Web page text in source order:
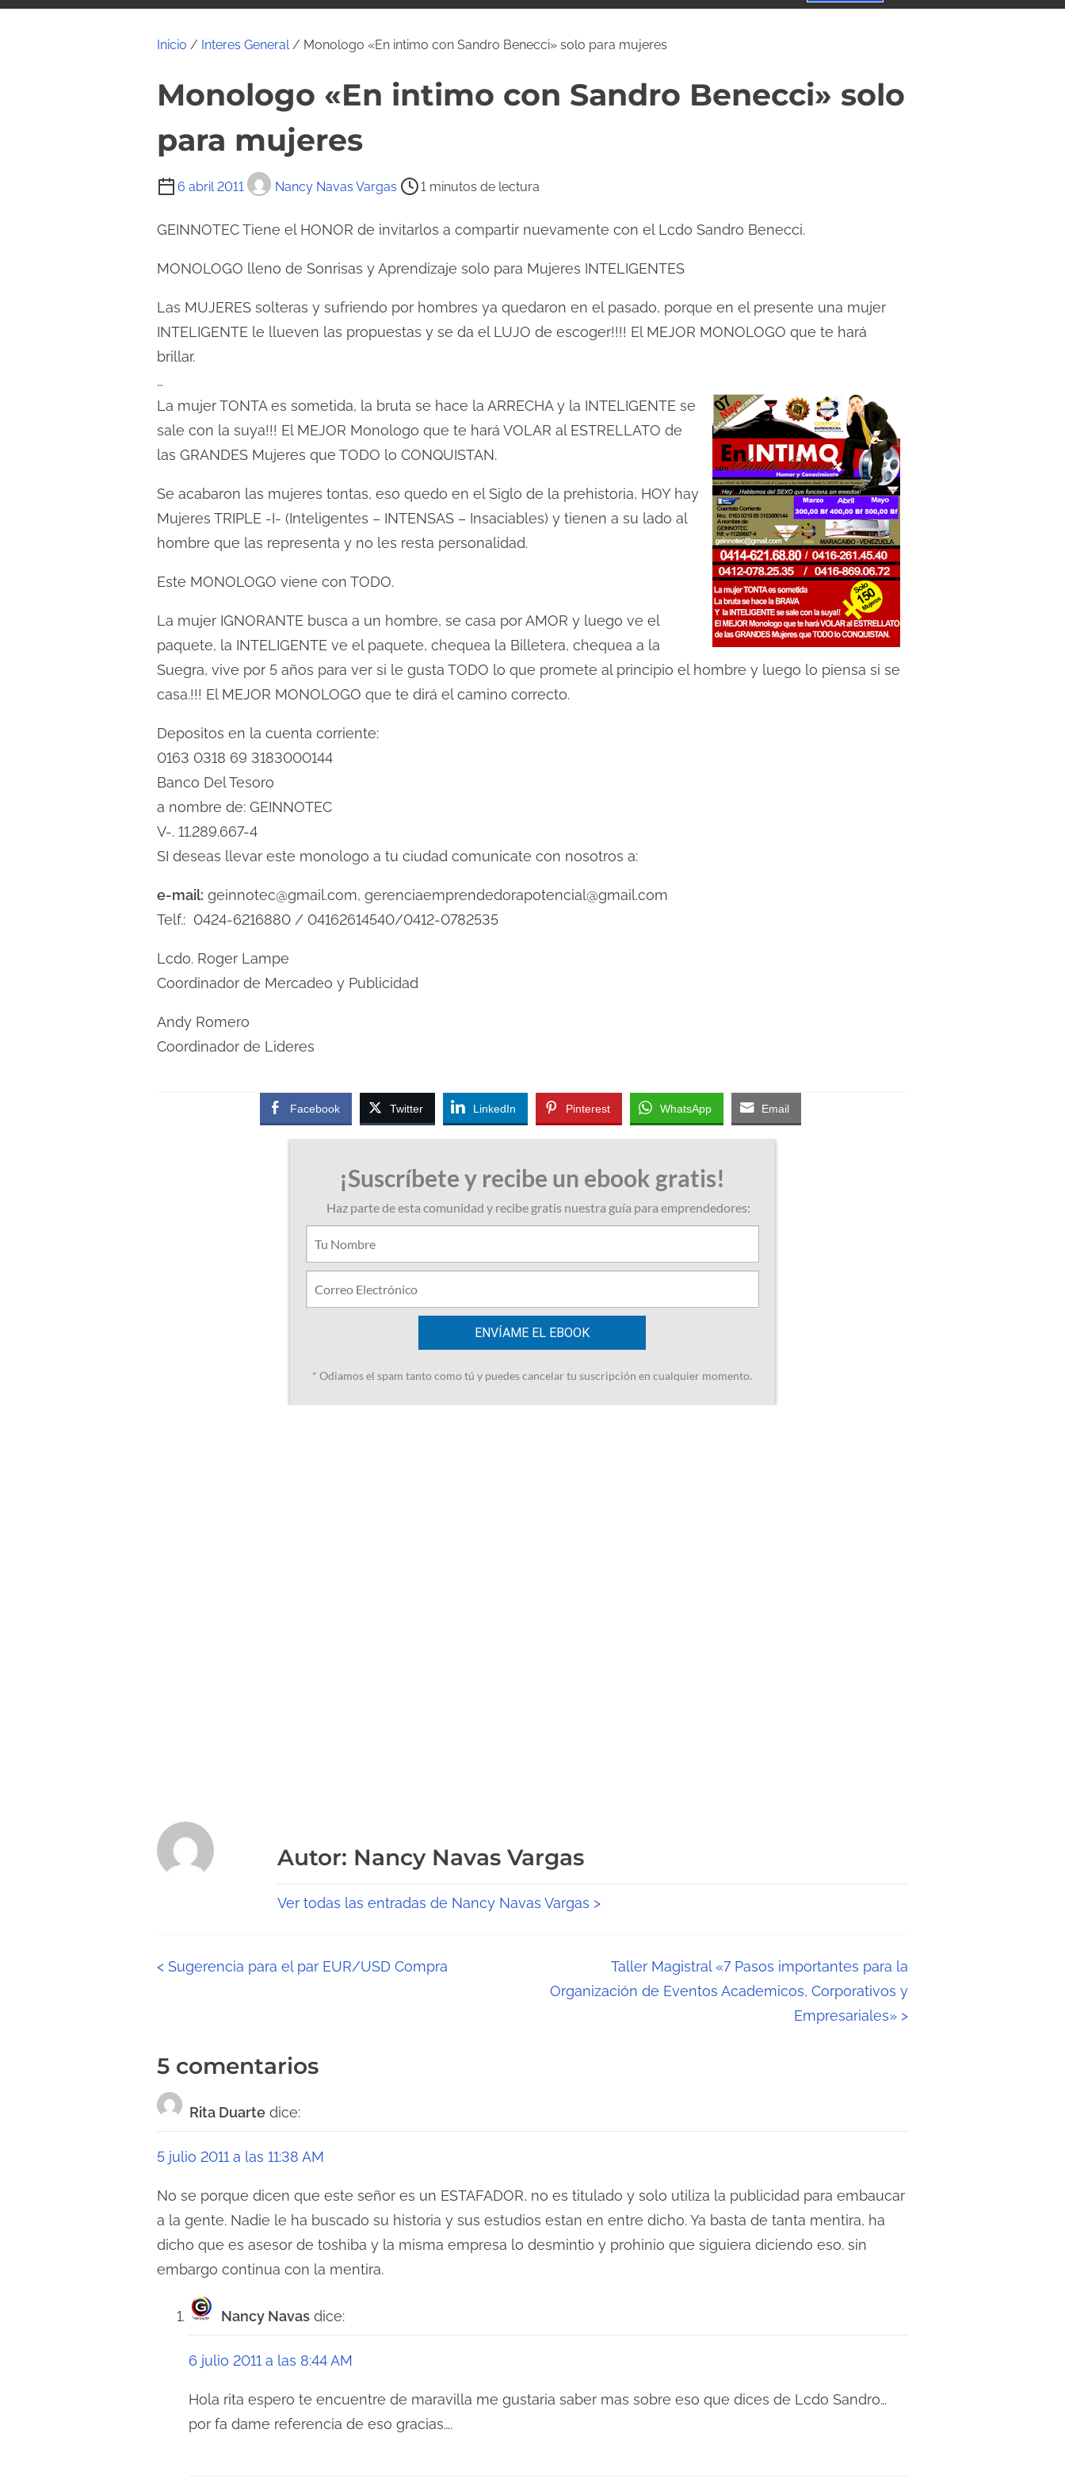
Inicio / Interes General/ Monologo «En intimo con Sandro Benecci» solo para mujeres
Monologo «En intimo con Sandro Benecci» solo
para mujeres
6 abril 2011 Nancy Navas Vargas
T
e
p
d
e
l
e
c
t
u
a
d
e
a
n
t
r
a
a
1 minutos de lectura
GEINNOTEC Tiene el HONOR de invitarlos a compartir nuevamente con el Lcdo Sandro Benecci.
MONOLOGO lleno de Sonrisas y Aprendizaje solo para Mujeres INTELIGENTES
Las MUJERES solteras y sufriendo por hombres ya quedaron en el pasado, porque en el presente una mujer
INTELIGENTE le llueven las propuestas y se da el LUJO de escoger!!!! El MEJOR MONOLOGO que te hará
brillar.
…
La mujer TONTA es sometida, la bruta se hace la ARRECHA y la INTELIGENTE se
sale con la suya!!! El MEJOR Monologo que te hará VOLAR al ESTRELLATO de
las GRANDES Mujeres que TODO lo CONQUISTAN.
Se acabaron las mujeres tontas, eso quedo en el Siglo de la prehistoria, HOY hay
Mujeres TRIPLE -I- (Inteligentes – INTENSAS – Insaciables) y tienen a su lado al
hombre que las representa y no les resta personalidad.
Este MONOLOGO viene con TODO.
La mujer IGNORANTE busca a un hombre, se casa por AMOR y luego ve el
paquete, la INTELIGENTE ve el paquete, chequea la Billetera, chequea a la
Suegra, vive por 5 años para ver si le gusta TODO lo que promete al principio el hombre y luego lo piensa si se
casa.!!! El MEJOR MONOLOGO que te dirá el camino correcto.
Depositos en la cuenta corriente:
0163 0318 69 3183000144
Banco Del Tesoro
a nombre de: GEINNOTEC
V-. 11.289.667-4
SI deseas llevar este monologo a tu ciudad comunicate con nosotros a:
e-mail: geinnotec@gmail.com, gerenciaemprendedorapotencial@gmail.com
Telf.: 0424-6216880 / 04162614540/0412-0782535
Lcdo. Roger Lampe
Coordinador de Mercadeo y Publicidad
Andy Romero
Coordinador de Lideres
Facebook Twitter LinkedIn Pinterest WhatsApp Email
Autor: Nancy Navas Vargas
Ver todas las entradas de Nancy Navas Vargas >
N
e
g
c
i
ó
n
< Sugerencia para el par EUR/USD Compra
Taller Magistral «7 Pasos importantes para la
Organización de Eventos Academicos, Corporativos y
Empresariales» >
5 comentarios
Rita Duarte dice:
5 julio 2011 a las 11:38 AM
No se porque dicen que este señor es un ESTAFADOR, no es titulado y solo utiliza la publicidad para embaucar
a la gente. Nadie le ha buscado su historia y sus estudios estan en entre dicho. Ya basta de tanta mentira, ha
dicho que es asesor de toshiba y la misma empresa lo desmintio y prohinio que siguiera diciendo eso. sin
embargo continua con la mentira.
Nancy Navas dice:
6 julio 2011 a las 8:44 AM
Hola rita espero te encuentre de maravilla me gustaria saber mas sobre eso que dices de Lcdo Sandro…
por fa dame referencia de eso gracias….